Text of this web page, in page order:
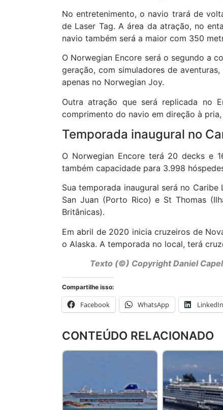
No entretenimento, o navio trará de
de Laser Tag. A área da atração, no
navio também será a maior com 350
O Norwegian Encore será o segundo a
geração, com simuladores de
apenas no Norwegian Joy.
Outra atração que será replicada no
comprimento do navio em direção à
Temporada inaugural no
O Norwegian Encore terá 20 decks e
também capacidade para 3.998
Sua temporada inaugural será no
San Juan (Porto Rico) e St Thomas
Britânicas).
Em abril de 2020 inicia cruzeiros de
o Alaska. A temporada no local, terá
Texto (©) Copyright Daniel
Compartilhe isso:
Facebook WhatsApp LinkedIn
CONTEÚDO RELACIONADO